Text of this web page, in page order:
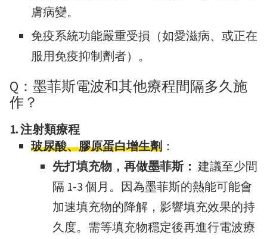
膚病變。
免疫系統功能嚴重受損（如愛滋病、或正在
服用免疫抑制劑者）。
Q：墨菲斯電波和其他療程間隔多久施
作？
1. 注射類療程
玻尿酸、膠原蛋白增生劑 ：
先打填充物，再做墨菲斯： 建議至少間
隔 1-3 個月。因為墨菲斯的熱能可能會
加速填充物的降解，影響填充效果的持
久度。需等填充物穩定後再進行電波療